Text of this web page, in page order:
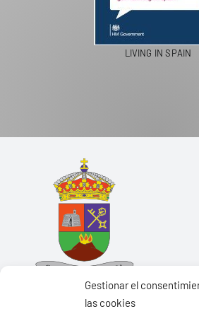
Gestionar el
las cookies
LIVING IN SPAIN